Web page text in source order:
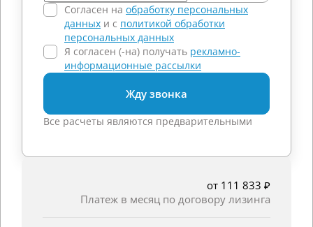
Согласен на обработку персональных
данных и c политикой обработки
персональных данных
Я согласен (-на) получать рекламно-
информационные рассылки
Жду звонка
Все расчеты являются предварительными
от 111 833 ₽
Платеж в месяц по договору лизинга